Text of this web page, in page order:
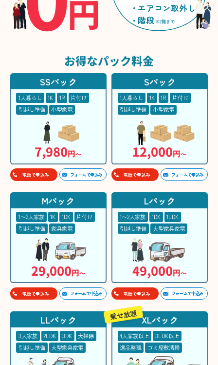
円
エアコン取外し
階段 ※2階まで
お得なパック料金
SSパック
1人暮らし 1K 1R
片付け
引越し準備
小型家電
7,980円〜
電話で申込み フォームで申込み
Sパック
1人暮らし 1K 1R
片付け
引越し準備
小型家電
12,000円〜
電話で申込み フォームで申込み
Mパック
1〜2人家族 1K 1DK
片付け
引越し準備
家具家電
29,000円〜
電話で申込み フォームで申込み
Lパック
1〜2人家族 1DK
1LDK
引越し準備
大型家具家電
49,000円〜
電話で申込み フォームで申込み
LLパック
3人家族 2LDK 3DK
大掃除
引越し準備
大型家具家電
XLパック
4人家族以上
3LDK以上
遺品整理
ゴミ屋敷清掃
乗せ放題